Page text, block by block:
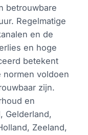
betrouwbare
Regelmatige
en de
en hoge
betekent
normen voldoen
zijn.
en
Gelderland,
Zeeland,